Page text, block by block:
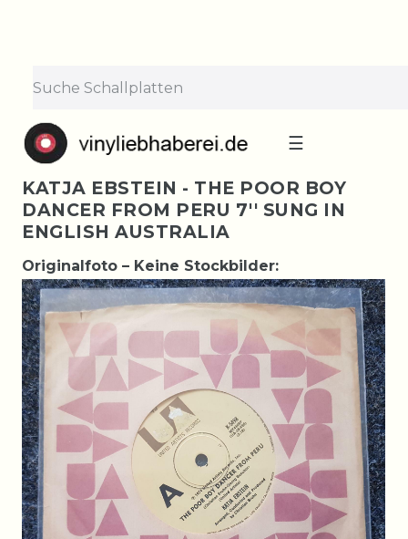
☰
KATJA EBSTEIN - THE POOR BOY
DANCER FROM PERU 7'' SUNG IN
ENGLISH AUSTRALIA
Originalfoto – Keine Stockbilder: